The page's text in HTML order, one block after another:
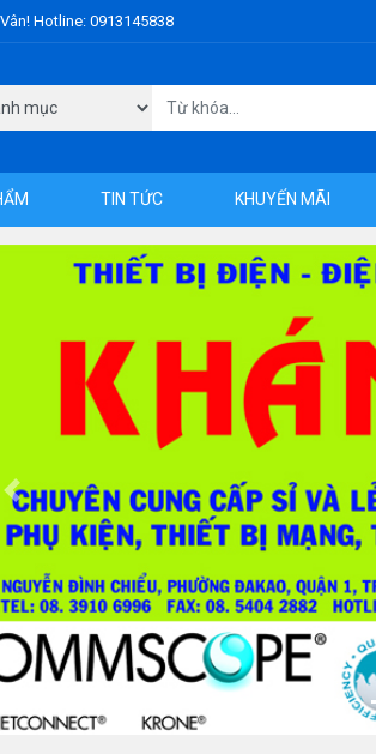
Hotline: 0913145838
TIN TỨC KHUYẾN MÃI
Previous